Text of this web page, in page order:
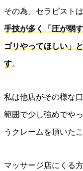
その為、セラピストは
手技が多く「圧が弱
ゴリやってほしい」
す。
私は他店がその様な
範囲で少し強めでや
うクレームを頂いた
マッサージ店にくる